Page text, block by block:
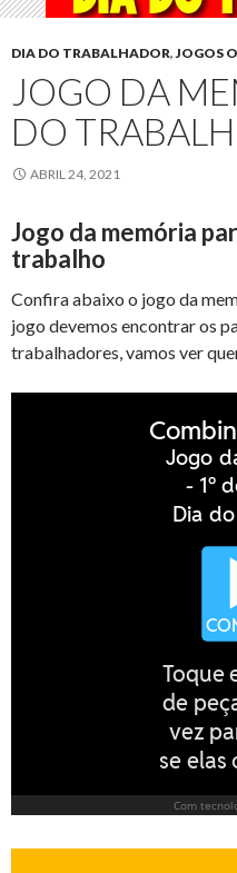
DIA DO TRABALHADOR,JOGOS
JOGO DA
DO
ABRIL 24, 2021
Jogo da memória
trabalho
Confira abaixo o jogo da
jogo devemos encontrar os
trabalhadores, vamos ver